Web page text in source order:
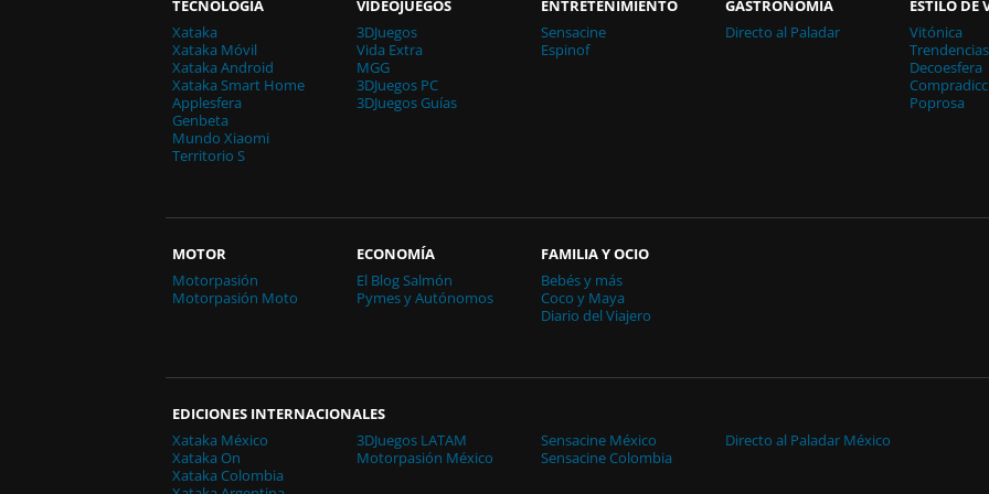
TECNOLOGÍA
Xataka
Xataka Móvil
Xataka Android
Xataka Smart Home
Applesfera
Genbeta
Mundo Xiaomi
Territorio S
VIDEOJUEGOS
3DJuegos
Vida Extra
MGG
3DJuegos PC
3DJuegos Guías
ENTRETENIMIENTO
Sensacine
Espinof
GASTRONOMÍA
Directo al Paladar
ESTILO DE
Vitónica
Trendencias
Decoesfera
Poprosa
MOTOR
Motorpasión
Motorpasión Moto
ECONOMÍA
El Blog Salmón
Pymes y Autónomos
FAMILIA Y OCIO
Bebés y más
Coco y Maya
Diario del Viajero
EDICIONES INTERNACIONALES
Xataka México
Xataka On
Xataka Colombia
3DJuegos LATAM
Motorpasión México
Sensacine México
Sensacine Colombia
Directo al Paladar México